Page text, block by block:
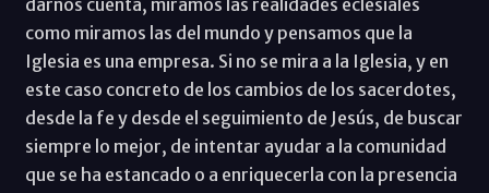
como miramos las del mundo y pensamos que la
Iglesia es una empresa. Si no se mira a la Iglesia, y en
este caso concreto de los cambios de los sacerdotes,
desde la fe y desde el seguimiento de Jesús, de buscar
siempre lo mejor, de intentar ayudar a la comunidad
que se ha estancado o a enriquecerla con la presencia